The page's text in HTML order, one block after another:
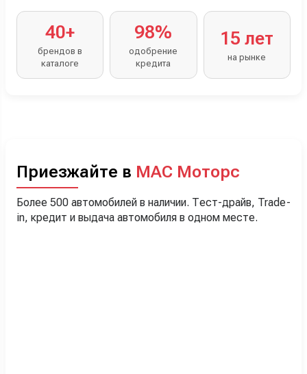
40+
брендов в
каталоге
98%
одобрение
кредита
15 лет
на рынке
Приезжайте в МАС Моторс
Более 500 автомобилей в наличии. Тест-драйв, Trade-
in, кредит и выдача автомобиля в одном месте.